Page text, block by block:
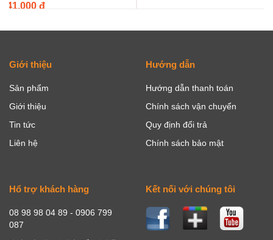
41.000 đ
Giới thiệu
Sản phẩm
Giới thiệu
Tin tức
Liên hệ
Hướng dẫn
Hướng dẫn thanh toán
Chính sách vận chuyển
Quy định đổi trả
Chính sách bảo mật
Hổ trợ khách hàng
08 98 98 04 89 - 0906 799
087
Kết nối với chúng tôi